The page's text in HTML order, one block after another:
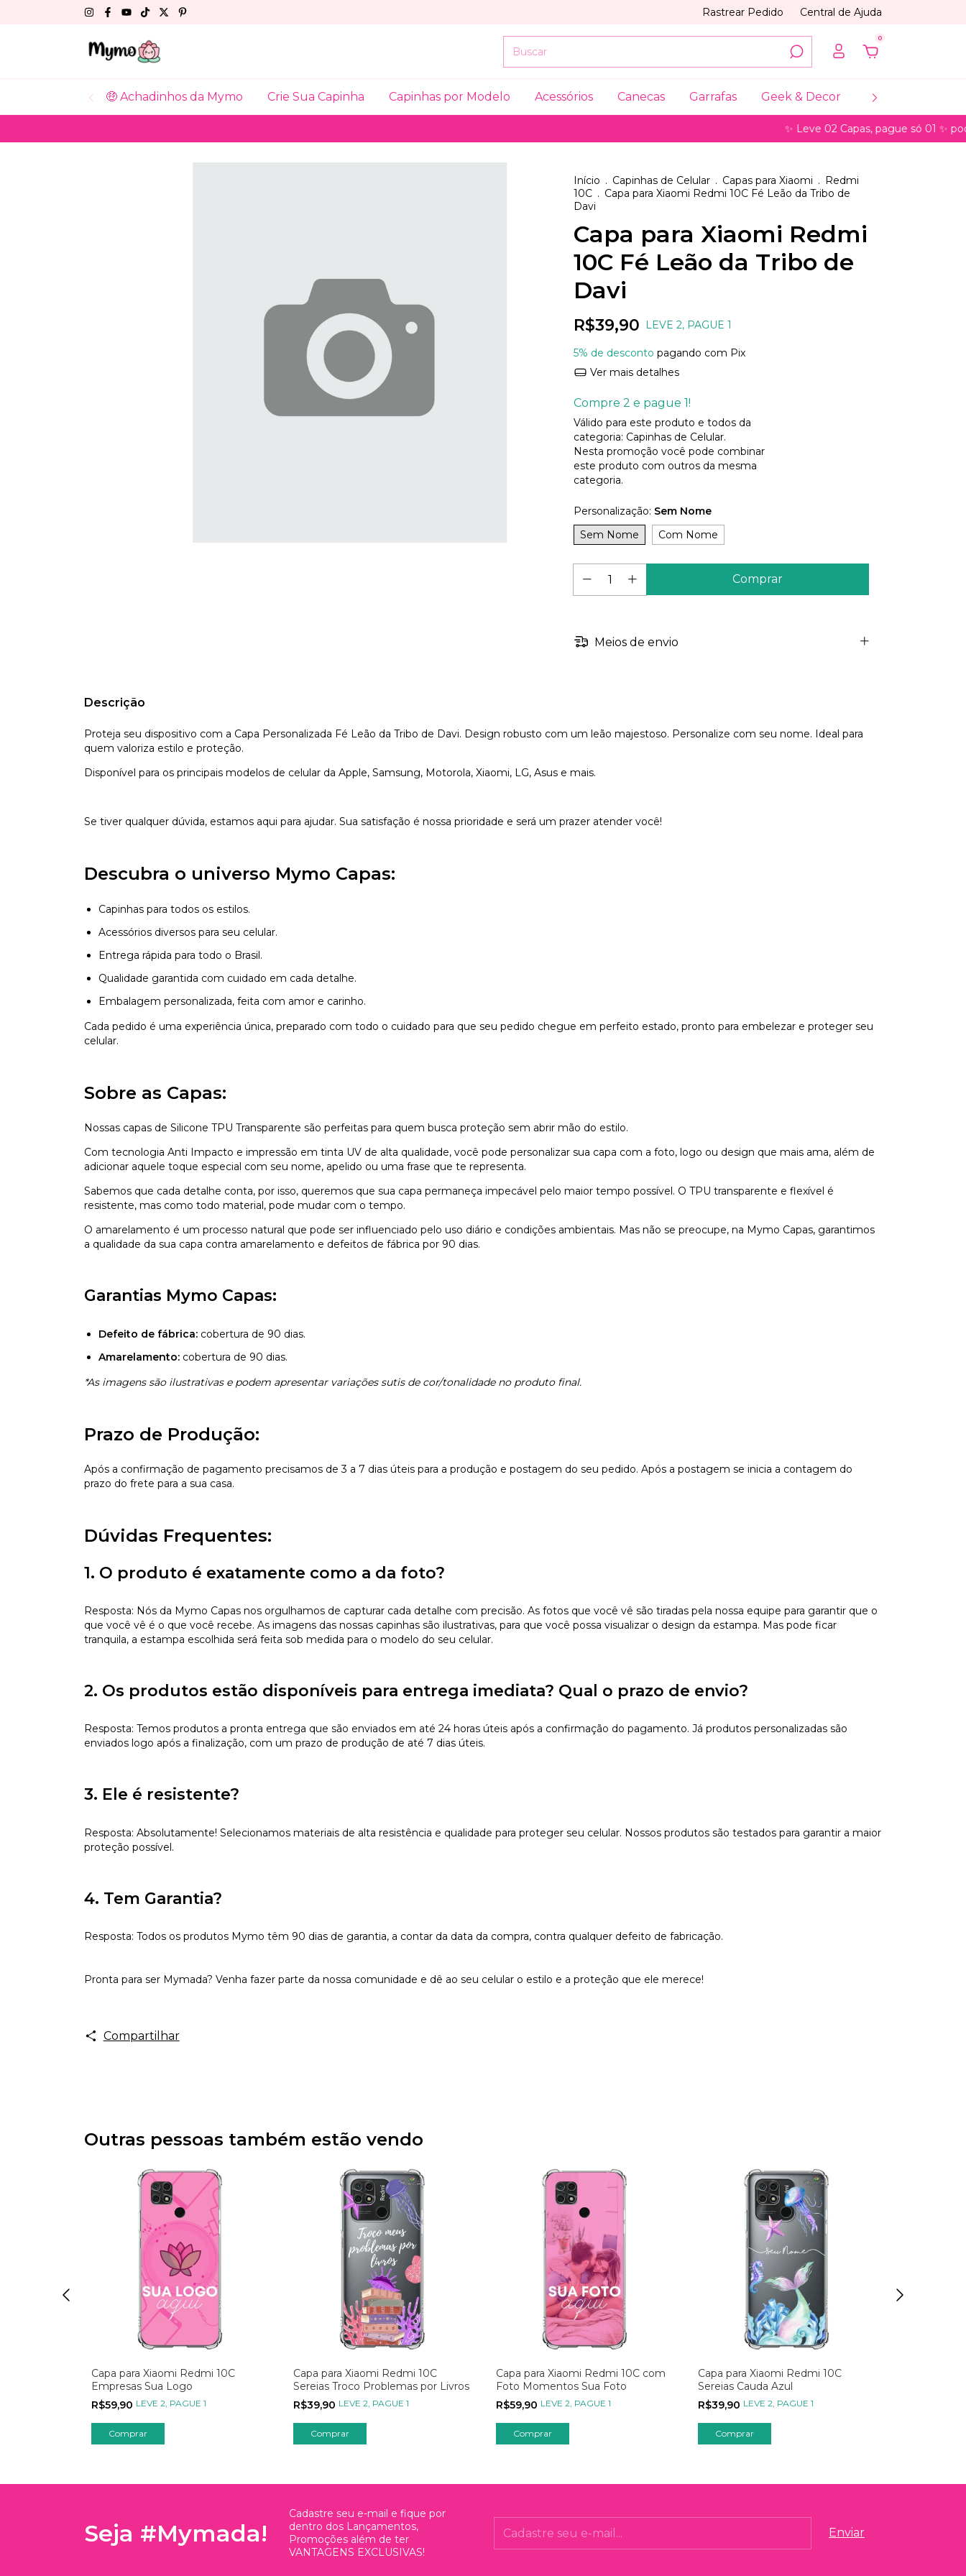
Rastrear Pedido Central de Ajuda
0
🤑 Achadinhos da Mymo Crie Sua Capinha Capinhas por Modelo Acessórios Canecas Garrafas Geek & Decor Coleções
✨ Leve 02 Capas, pague só 01 ✨ pode ser
Início . Capinhas de Celular . Capas para Xiaomi . Redmi
10C . Capa para Xiaomi Redmi 10C Fé Leão da Tribo de
Davi
Capa para Xiaomi Redmi
10C Fé Leão da Tribo de
Davi
R$39,90 LEVE 2, PAGUE 1
5% de desconto pagando com Pix
Ver mais detalhes
Compre 2 e pague 1!
Válido para este produto e todos da
categoria: Capinhas de Celular.
Nesta promoção você pode combinar
este produto com outros da mesma
categoria.
Personalização: Sem Nome
Sem Nome
Com Nome
Meios de envio
Descrição
Proteja seu dispositivo com a Capa Personalizada Fé Leão da Tribo de Davi. Design robusto com um leão majestoso. Personalize com seu nome. Ideal para
quem valoriza estilo e proteção.
Disponível para os principais modelos de celular da Apple, Samsung, Motorola, Xiaomi, LG, Asus e mais.
Se tiver qualquer dúvida, estamos aqui para ajudar. Sua satisfação é nossa prioridade e será um prazer atender você!
Descubra o universo Mymo Capas:
Capinhas para todos os estilos.
Acessórios diversos para seu celular.
Entrega rápida para todo o Brasil.
Qualidade garantida com cuidado em cada detalhe.
Embalagem personalizada, feita com amor e carinho.
Cada pedido é uma experiência única, preparado com todo o cuidado para que seu pedido chegue em perfeito estado, pronto para embelezar e proteger seu
celular.
Sobre as Capas:
Nossas capas de Silicone TPU Transparente são perfeitas para quem busca proteção sem abrir mão do estilo.
Com tecnologia Anti Impacto e impressão em tinta UV de alta qualidade, você pode personalizar sua capa com a foto, logo ou design que mais ama, além de
adicionar aquele toque especial com seu nome, apelido ou uma frase que te representa.
Sabemos que cada detalhe conta, por isso, queremos que sua capa permaneça impecável pelo maior tempo possível. O TPU transparente e flexível é
resistente, mas como todo material, pode mudar com o tempo.
O amarelamento é um processo natural que pode ser influenciado pelo uso diário e condições ambientais. Mas não se preocupe, na Mymo Capas, garantimos
a qualidade da sua capa contra amarelamento e defeitos de fábrica por 90 dias.
Garantias Mymo Capas:
Defeito de fábrica: cobertura de 90 dias.
Amarelamento: cobertura de 90 dias.
*As imagens são ilustrativas e podem apresentar variações sutis de cor/tonalidade no produto final.
Prazo de Produção:
Após a confirmação de pagamento precisamos de 3 a 7 dias úteis para a produção e postagem do seu pedido. Após a postagem se inicia a contagem do
prazo do frete para a sua casa.
Dúvidas Frequentes:
1. O produto é exatamente como a da foto?
Resposta: Nós da Mymo Capas nos orgulhamos de capturar cada detalhe com precisão. As fotos que você vê são tiradas pela nossa equipe para garantir que o
que você vê é o que você recebe. As imagens das nossas capinhas são ilustrativas, para que você possa visualizar o design da estampa. Mas pode ficar
tranquila, a estampa escolhida será feita sob medida para o modelo do seu celular.
2. Os produtos estão disponíveis para entrega imediata? Qual o prazo de envio?
Resposta: Temos produtos a pronta entrega que são enviados em até 24 horas úteis após a confirmação do pagamento. Já produtos personalizadas são
enviados logo após a finalização, com um prazo de produção de até 7 dias úteis.
3. Ele é resistente?
Resposta: Absolutamente! Selecionamos materiais de alta resistência e qualidade para proteger seu celular. Nossos produtos são testados para garantir a maior
proteção possível.
4. Tem Garantia?
Resposta: Todos os produtos Mymo têm 90 dias de garantia, a contar da data da compra, contra qualquer defeito de fabricação.
Pronta para ser Mymada? Venha fazer parte da nossa comunidade e dê ao seu celular o estilo e a proteção que ele merece!
Compartilhar
Outras pessoas também estão vendo
Capa para Xiaomi Redmi 10C
Empresas Sua Logo
R$59,90 LEVE 2, PAGUE 1
Comprar
Capa para Xiaomi Redmi 10C
Sereias Troco Problemas por Livros
R$39,90 LEVE 2, PAGUE 1
Comprar
Capa para Xiaomi Redmi 10C com
Foto Momentos Sua Foto
R$59,90 LEVE 2, PAGUE 1
Comprar
Capa para Xiaomi Redmi 10C
Sereias Cauda Azul
R$39,90 LEVE 2, PAGUE 1
Comprar
Seja #Mymada!
Cadastre seu e-mail e fique por
dentro dos Lançamentos,
Promoções além de ter
VANTAGENS EXCLUSIVAS!